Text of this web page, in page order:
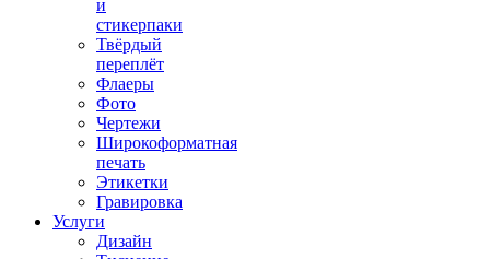
и
стикерпаки
Твёрдый
переплёт
Флаеры
Фото
Чертежи
Широкоформатная
печать
Этикетки
Гравировка
Услуги
Дизайн